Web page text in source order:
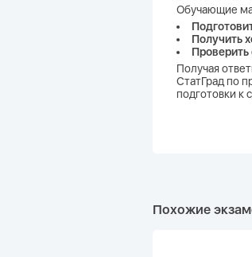
Обучающие
Получить
Проверить
Получая
СтатГрад по
подготовки к
Похожие